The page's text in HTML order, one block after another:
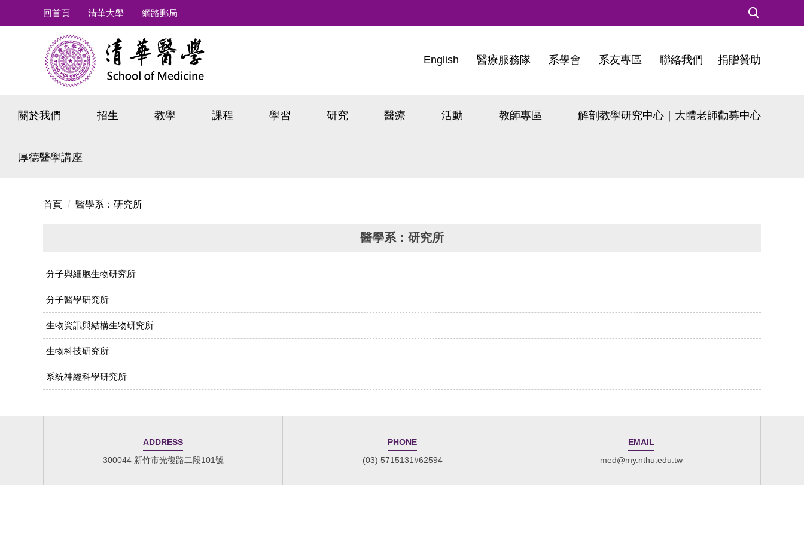
回首頁 清華大學 網路郵局
English 醫療服務隊 系學會 系友專區 聯絡我們 捐贈贊助
關於我們 招生 教學 課程 學習 研究 醫療 活動 教師專區 解剖教學研究中心｜大體老師勸募中心
厚德醫學講座
首頁 醫學系：研究所
醫學系：研究所
分子與細胞生物研究所
分子醫學研究所
生物資訊與結構生物研究所
生物科技研究所
系統神經科學研究所
ADDRESS
300044 新竹市光復路二段101號
PHONE
(03) 5715131#62594
EMAIL
med@my.nthu.edu.tw